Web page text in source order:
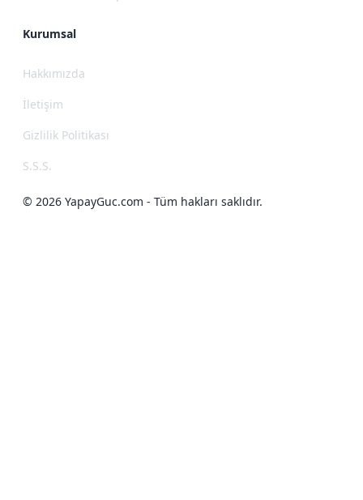
Kurumsal
Hakkımızda
İletişim
Gizlilik Politikası
S.S.S.
© 2026 YapayGuc.com - Tüm hakları saklıdır.